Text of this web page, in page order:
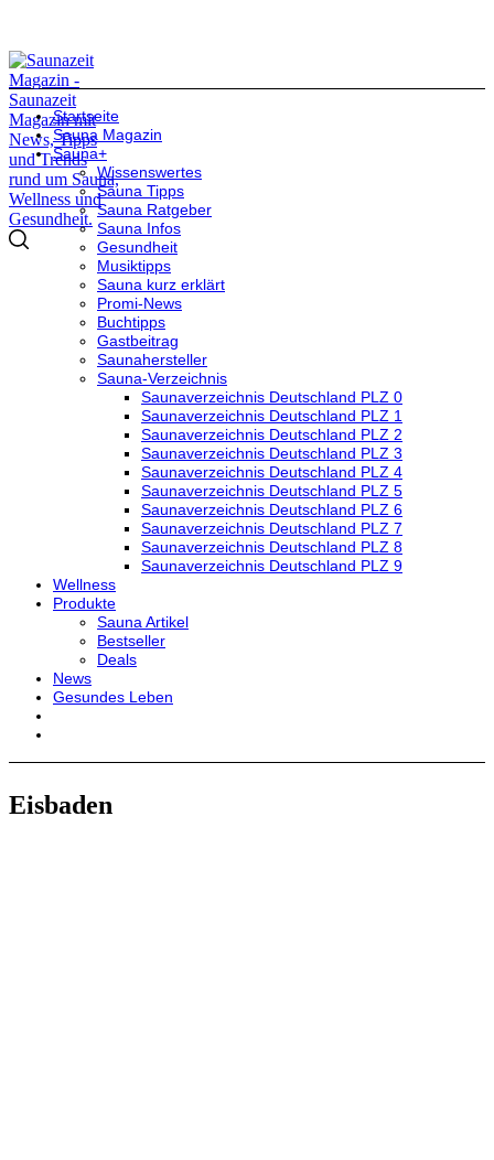
Startseite
Sauna Magazin
Sauna+
Wissenswertes
Sauna Tipps
Sauna Ratgeber
Sauna Infos
Gesundheit
Musiktipps
Sauna kurz erklärt
Promi-News
Buchtipps
Gastbeitrag
Saunahersteller
Sauna-Verzeichnis
Saunaverzeichnis Deutschland PLZ 0
Saunaverzeichnis Deutschland PLZ 1
Saunaverzeichnis Deutschland PLZ 2
Saunaverzeichnis Deutschland PLZ 3
Saunaverzeichnis Deutschland PLZ 4
Saunaverzeichnis Deutschland PLZ 5
Saunaverzeichnis Deutschland PLZ 6
Saunaverzeichnis Deutschland PLZ 7
Saunaverzeichnis Deutschland PLZ 8
Saunaverzeichnis Deutschland PLZ 9
Wellness
Produkte
Sauna Artikel
Bestseller
Deals
News
Gesundes Leben
Eisbaden